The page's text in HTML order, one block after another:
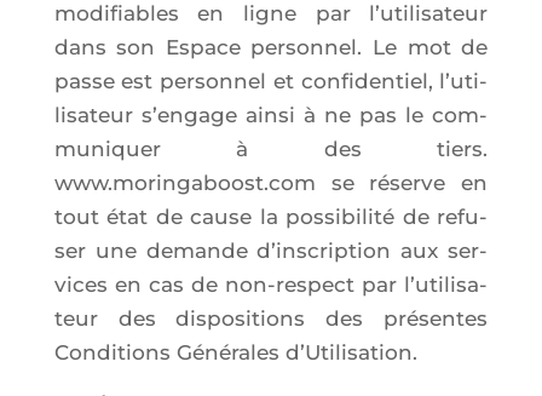
modi­fiables en ligne par l’u­ti­li­sa­teur
dans son Espace per­son­nel. Le mot de
passe est per­son­nel et confi­den­tiel, l’u­ti­
li­sa­teur s’en­gage ain­si à ne pas le com­
mu­ni­quer à des tiers.
www.moringaboost.com se réserve en
tout état de cause la pos­si­bi­li­té de refu­
ser une demande d’ins­crip­tion aux ser­
vices en cas de non-res­pect par l’u­ti­li­sa­
teur des dis­po­si­tions des pré­sentes
Condi­tions Géné­rales d’Utilisation.